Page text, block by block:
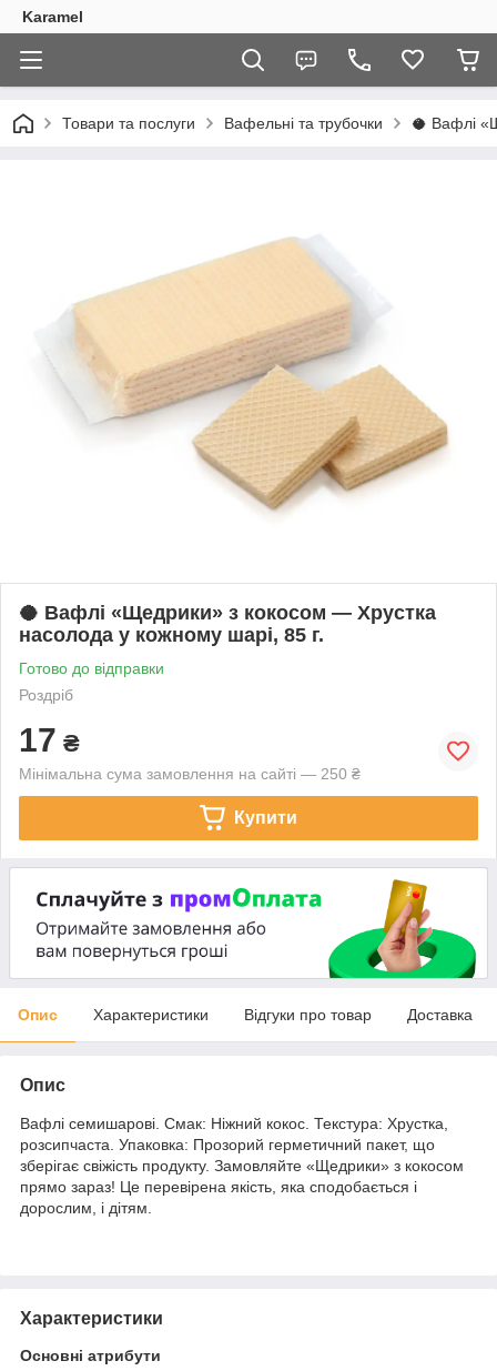
Karamel
Товари та послуги Вафельні та трубочки ​🥥 Вафлі
​🥥 Вафлі «Щедрики» з кокосом — Хрустка
насолода у кожному шарі, 85 г.
Готово до відправки
Роздріб
17 ₴
Мінімальна сума замовлення на сайті — 250 ₴
Купити
Опис Характеристики Відгуки про товар Доставка
Опис
Вафлі семишарові. ​Смак: Ніжний кокос. ​Текстура: Хрустка,
розсипчаста. ​Упаковка: Прозорий герметичний пакет, що
зберігає свіжість продукту. ​Замовляйте «Щедрики» з кокосом
прямо зараз! Це перевірена якість, яка сподобається і
дорослим, і дітям.
Характеристики
Основні атрибути